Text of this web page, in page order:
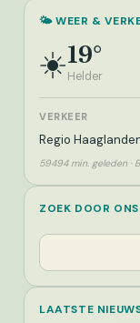
🌤️ WEER &
☀️19°
Helder
VERKEER
Regio
59494 min. geleden ·
ZOEK DOOR
Zoeken
LAATSTE